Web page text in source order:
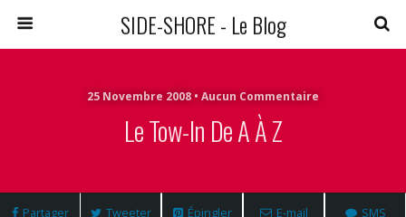
SIDE-SHORE - Le Blog
25 Novembre 2008 • Aucun Commentaire
Le Tow-In De A À Z
Partager Tweeter Épingler E-mail SMS